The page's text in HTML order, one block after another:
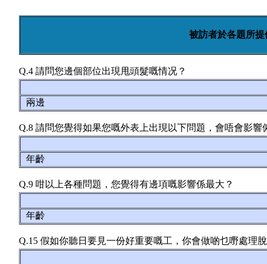
被訪者於各題所
Q.4 請問您邊個部位出現甩頭髮嘅情况？
兩邊
Q.8 請問您覺得如果您嘅外表上出現以下問題，會唔會影響
年齡
Q.9 咁以上各種問題，您覺得有邊項嘅影響係最大？
年齡
Q.15 假如你聽日要見一份好重要嘅工，你會做啲乜嘢處理